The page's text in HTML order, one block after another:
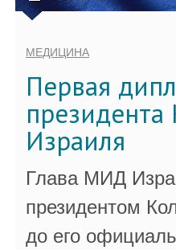
МЕДИЦИНА
Первая
Израиля
Глава МИД
президентом
до его